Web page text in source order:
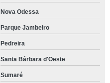
Nova Odessa
Parque Jambeiro
Pedreira
Santa Bárbara d'Oeste
Sumaré